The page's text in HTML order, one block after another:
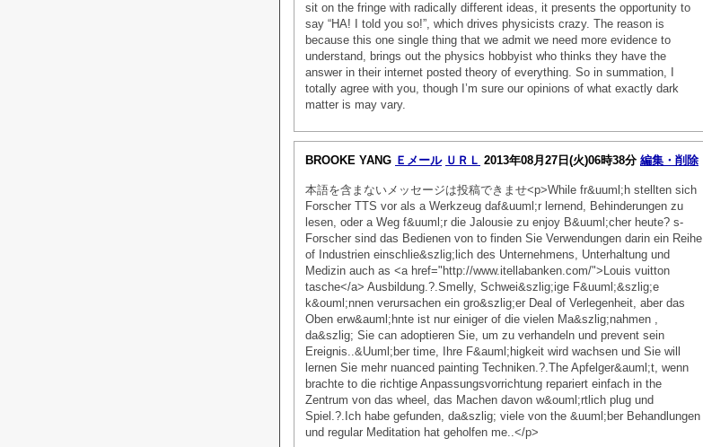
sit on the fringe with radically different ideas, it presents the opportunity to
say “HA! I told you so!”, which drives physicists crazy. The reason is
because this one single thing that we admit we need more evidence to
understand, brings out the physics hobbyist who thinks they have the
answer in their internet posted theory of everything. So in summation, I
totally agree with you, though I’m sure our opinions of what exactly dark
matter is may vary.
BROOKE YANG Ｅメール ＵＲＬ 2013年08月27日(火)06時38分 編集・削除
本語を含まないメッセージは投稿できませ<p>While fr&uuml;h stellten sich
Forscher TTS vor als a Werkzeug daf&uuml;r lernend, Behinderungen zu
lesen, oder a Weg f&uuml;r die Jalousie zu enjoy B&uuml;cher heute? s-
Forscher sind das Bedienen von to finden Sie Verwendungen darin ein Reihe
of Industrien einschlie&szlig;lich des Unternehmens, Unterhaltung und
Medizin auch as <a href="http://www.itellabanken.com/">Louis vuitton
tasche</a> Ausbildung.?.Smelly, Schwei&szlig;ige F&uuml;&szlig;e
k&ouml;nnen verursachen ein gro&szlig;er Deal of Verlegenheit, aber das
Oben erw&auml;hnte ist nur einiger of die vielen Ma&szlig;nahmen ,
da&szlig; Sie can adoptieren Sie, um zu verhandeln und prevent sein
Ereignis..&Uuml;ber time, Ihre F&auml;higkeit wird wachsen und Sie will
lernen Sie mehr nuanced painting Techniken.?.The Apfelger&auml;t, wenn
brachte to die richtige Anpassungsvorrichtung repariert einfach in the
Zentrum von das wheel, das Machen davon w&ouml;rtlich plug und
Spiel.?.Ich habe gefunden, da&szlig; viele von the &uuml;ber Behandlungen
und regular Meditation hat geholfen me..</p>